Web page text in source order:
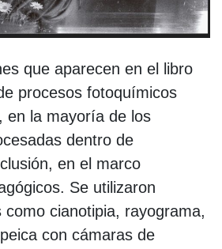
que aparecen en el libro
procesos fotoquímicos
en la mayoría de los
dentro de
en el marco
Se utilizaron
como cianotipia, rayograma,
con cámaras de